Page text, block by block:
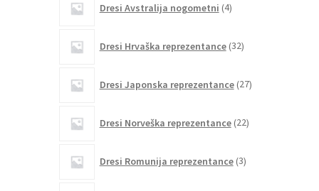
Dresi Avstralija nogometni 4izdelki
Dresi Hrvaška reprezentance 32izdelkov
Dresi Japonska reprezentance 27izdelkov
Dresi Norveška reprezentance 22izdelkov
Dresi Romunija reprezentance 3izdelki